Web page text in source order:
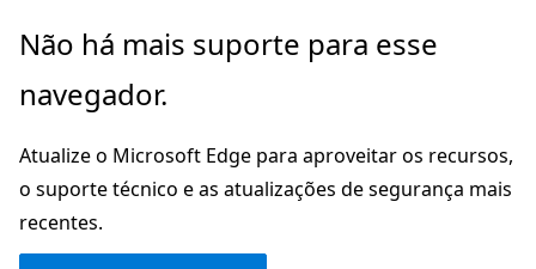
Pular
o
principal
Não há mais suporte para esse
navegador.
Atualize o Microsoft Edge para aproveitar os recursos,
o suporte técnico e as atualizações de segurança mais
recentes.